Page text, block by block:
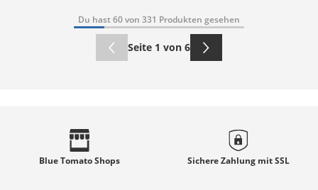
Du hast 60 von 331 Produkten gesehen
Seite 1 von 6
Blue TomatoShops Sichere Zahlung mitSSL